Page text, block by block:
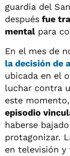
guardia del
después fue
mental para
En el mes de
la decisión de
ubicada en el
luchar contra
este momento,
episodio
haberse
protagonizar.
en televisión